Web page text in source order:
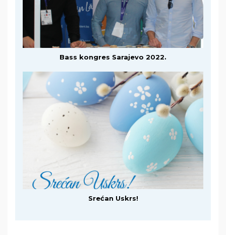
Bass kongres Sarajevo 2022.
Srećan Uskrs!